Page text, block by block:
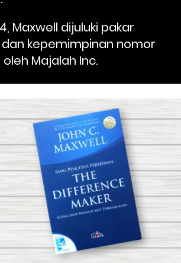
Maxwell dijuluki pakar
kepemimpinan nomor
Majalah Inc.